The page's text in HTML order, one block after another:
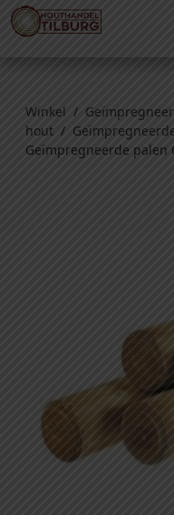
Winkel /
hout /
Geïmpregneerde palen